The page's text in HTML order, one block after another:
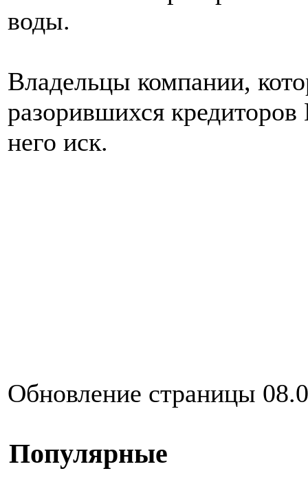
воды.
Владельцы компании,
разорившихся
него иск.
Обновление страницы
Популярные